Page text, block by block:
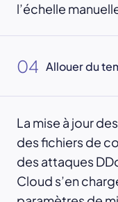
l’échelle
04 Allouer du
La mise à jour
des fichiers de
des attaques
Cloud s’en